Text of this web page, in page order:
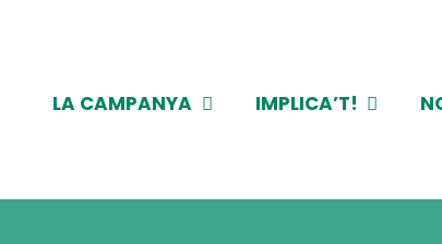
LA CAMPANYA IMPLICA’T!